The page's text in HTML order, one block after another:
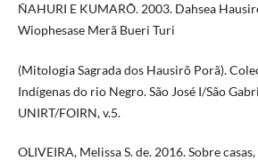
ÑAHURI E KUMARÕ. 2003. Dahsea
Wiophesase Merã Bueri Turi
(Mitologia Sagrada dos Hausirõ Porã).
Indígenas do rio Negro. São José I/São
UNIRT/FOIRN, v.5.
OLIVEIRA, Melissa S. de. 2016. Sobre casas,